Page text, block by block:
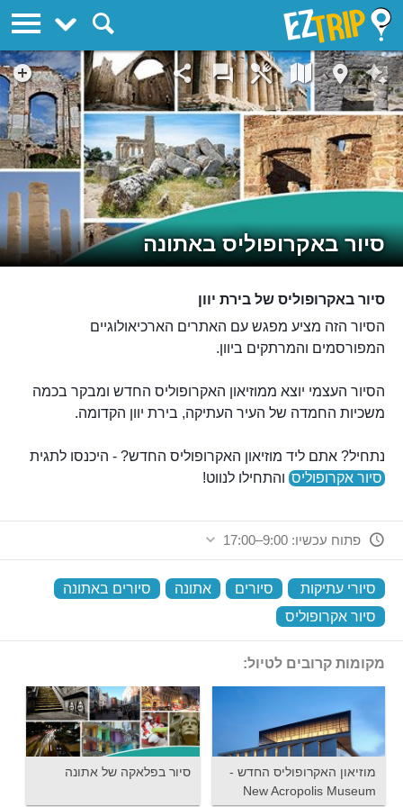
סיור באקרופוליס באתונה
סיור באקרופוליס של בירת יוון
הסיור הזה מציע מפגש עם האתרים הארכיאולוגיים
המפורסמים והמרתקים ביוון.
הסיור העצמי יוצא ממוזיאון האקרופוליס החדש ומבקר בכמה
משכיות החמדה של העיר העתיקה, בירת יוון הקדומה.
נתחיל? אתם ליד מוזיאון האקרופוליס החדש? - היכנסו לתגית
סיור אקרופוליס והתחילו לנווט!
פתוח עכשיו: 9:00–17:00
סיורי עתיקות סיורים אתונה סיורים באתונה
סיור אקרופוליס
מקומות קרובים לטיול:
מוזיאון האקרופוליס החדש -
New Acropolis Museum
סיור בפלאקה של אתונה
EZTrip